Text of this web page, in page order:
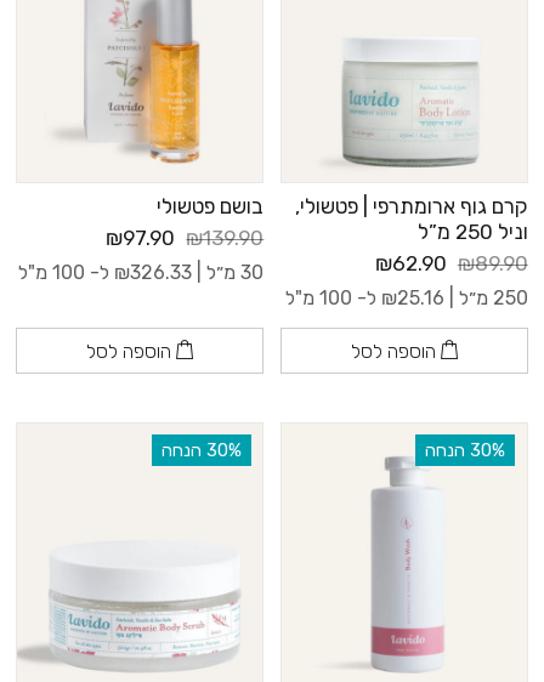
קרם גוף ארומתרפי | פטשולי,
וניל 250 מ”ל
₪89.90
₪62.90
250 מ״ל | ₪25.16 ל- 100 מ"ל
הוספה לסל
בושם פטשולי
₪139.90
₪97.90
30 מ״ל | ₪326.33 ל- 100 מ"ל
הוספה לסל
‫30% הנחה ‫30% הנחה